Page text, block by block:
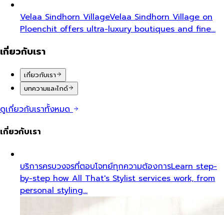
Velaa Sindhorn VillageVelaa Sindhorn Village on
Ploenchit offers ultra-luxury boutiques and fine…
เกี่ยวกับเรา
เกี่ยวกับเรา
บทความและไกด์
ดูเกี่ยวกับเราทั้งหมด
เกี่ยวกับเรา
บริการครบวงจรที่ตอบโจทย์ทุกความต้องการLearn step-
by-step how All That's Stylist services work, from
personal styling…